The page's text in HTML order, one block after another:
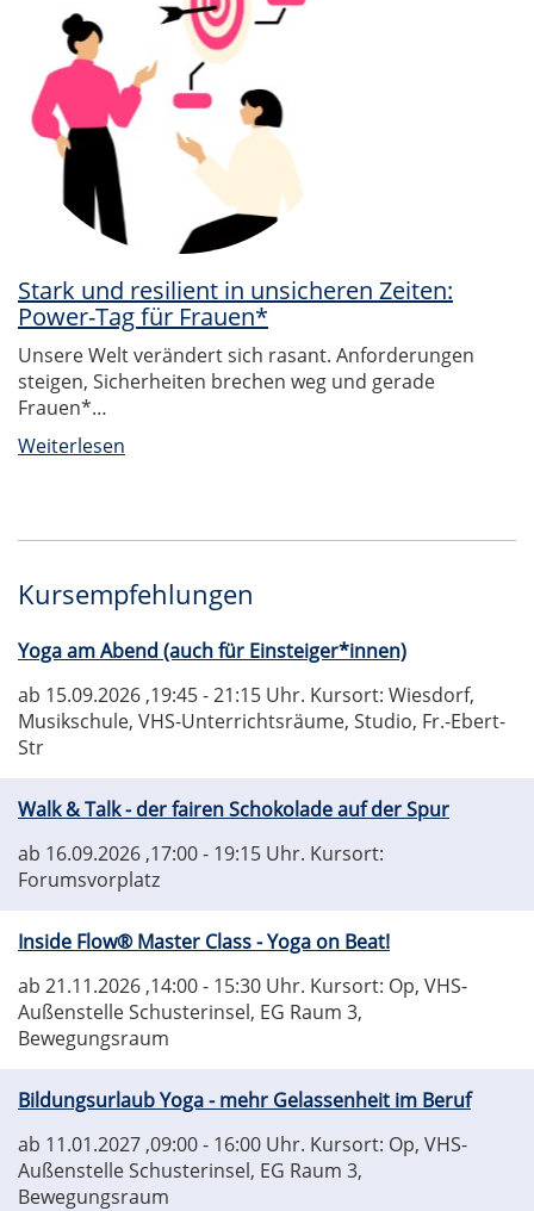
Stark und resilient in unsicheren Zeiten:
Power-Tag für Frauen*
Unsere Welt verändert sich rasant. Anforderungen
steigen, Sicherheiten brechen weg und gerade
Frauen*…
Weiterlesen
Kursempfehlungen
Yoga am Abend (auch für Einsteiger*innen)
ab 15.09.2026 ,19:45 - 21:15 Uhr. Kursort: Wiesdorf,
Musikschule, VHS-Unterrichtsräume, Studio, Fr.-Ebert-
Str
Walk & Talk - der fairen Schokolade auf der Spur
ab 16.09.2026 ,17:00 - 19:15 Uhr. Kursort:
Forumsvorplatz
Inside Flow® Master Class - Yoga on Beat!
ab 21.11.2026 ,14:00 - 15:30 Uhr. Kursort: Op, VHS-
Außenstelle Schusterinsel, EG Raum 3,
Bewegungsraum
Bildungsurlaub Yoga - mehr Gelassenheit im Beruf
ab 11.01.2027 ,09:00 - 16:00 Uhr. Kursort: Op, VHS-
Außenstelle Schusterinsel, EG Raum 3,
Bewegungsraum